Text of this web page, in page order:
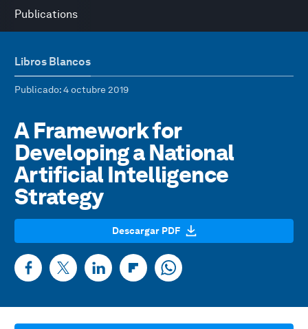
Publications
Libros Blancos
Publicado: 4 octubre 2019
A Framework for
Developing a National
Artificial Intelligence
Strategy
Descargar PDF